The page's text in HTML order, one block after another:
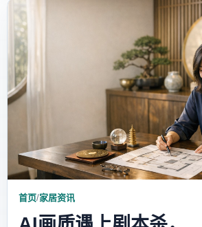
家居资讯
家居欣赏
装修设计
家居文化
家装攻略 创意家居
首页/家居资讯